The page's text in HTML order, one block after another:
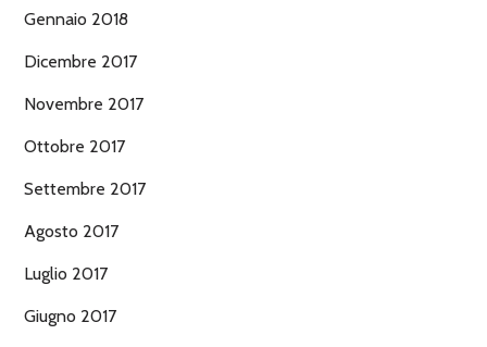
Gennaio 2018
Dicembre 2017
Novembre 2017
Ottobre 2017
Settembre 2017
Agosto 2017
Luglio 2017
Giugno 2017